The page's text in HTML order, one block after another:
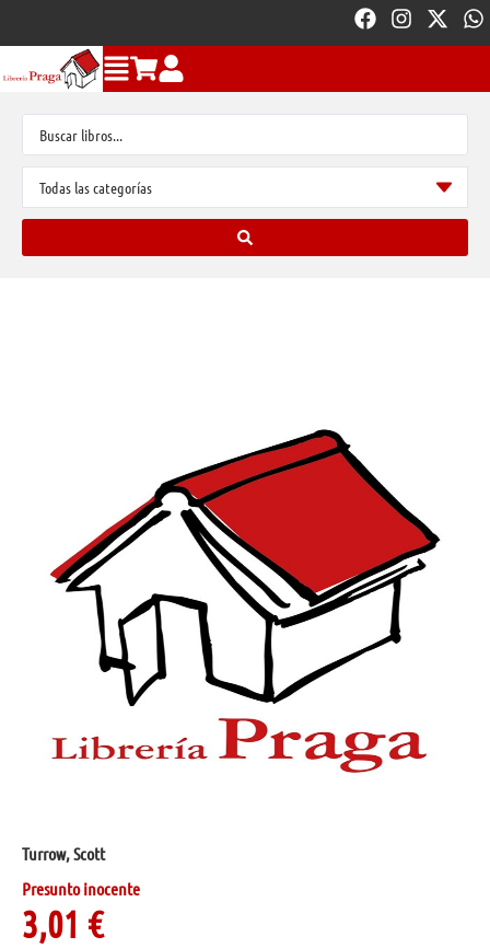
Turrow, Scott
Presunto inocente
3,01 €